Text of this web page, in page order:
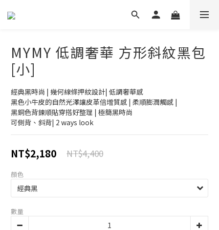
MYMY 低調奢華 方形斜紋黑包
[小]
經典黑時尚 | 幾何線條押紋設計| 低調奢華感
黑色小牛皮的自然光澤讓皮革倍增質感 | 柔順膨潤觸感 |
黑銅色背鍊順貼穿搭好整理 | 極簡黑時尚
可側背、斜背| 2 ways look
NT$2,180 NT$4,400
顏色
數量